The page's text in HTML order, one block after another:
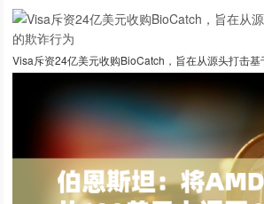
Visa斥资24亿美元收购BioCatch，旨在从源头打击